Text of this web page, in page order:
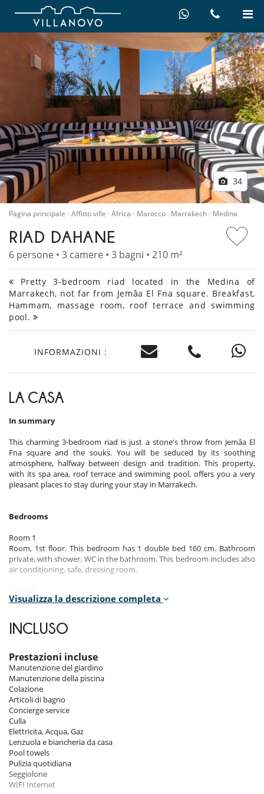
34
Pagina principale Affitto ville Africa Marocco Marrakech Medina
RIAD DAHANE
6 persone • 3 camere • 3 bagni • 210 m²
Pretty 3-bedroom riad located in the Medina of
Marrakech, not far from Jemâa El Fna square. Breakfast,
Hammam, massage room, roof terrace and swimming
pool.
INFORMAZIONI :
LA CASA
In summary
This charming 3-bedroom riad is just a stone's throw from Jemâa El
Fna square and the souks. You will be seduced by its soothing
atmosphere, halfway between design and tradition. This property,
with its spa area, roof terrace and swimming pool, offers you a very
pleasant places to stay during your stay in Marrakech.
Bedrooms
Room 1
Room, 1st floor. This bedroom has 1 double bed 160 cm. Bathroom
private, with shower. WC in the bathroom. This bedroom includes also
air conditioning, safe, dressing room.
Room, 1st floor. This bedroom has 1 double bed 160 cm. Bathroom
air conditioning, dressing room.
Room, 1st floor. This bedroom has 1 double bed 160 cm. Bathroom
private, with shower. WC in the bathroom. This bedroom includes also
air conditioning, dressing room.
Indoors
You'll love the interiors of this riad, which are comfortable, well-
appointed and tastefully decorated.
There are 3 pretty bedrooms (including a master suite), a
lounge/fireplace opening onto the patio, a roof terrace with several
relaxation areas including a swimming pool, and a spa area in the
basement with a hammam and massage room.
Visualizza la descrizione completa
INCLUSO
Prestazioni incluse
Manutenzione del giardino
Manutenzione della piscina
Colazione
Articoli di bagno
Concierge service
Culla
Elettricita, Acqua, Gaz
Lenzuola e biancheria da casa
Pool towels
Pulizia quotidiana
Seggiolone
WIFI Internet